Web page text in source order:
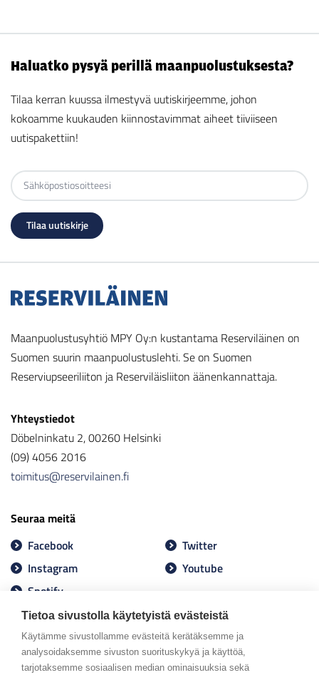
Tietoa sivustolla käytetyistä evästeistä
Käytämme sivustollamme evästeitä kerätäksemme ja
analysoidaksemme sivuston suorituskykyä ja käyttöä,
tarjotaksemme sosiaalisen median ominaisuuksia sekä
Haluatko pysyä perillä maanpuolustuksesta?
Tilaa kerran kuussa ilmestyvä uutiskirjeemme, johon
kokoamme kuukauden kiinnostavimmat aiheet tiiviiseen
uutispakettiin!
Maanpuolustusyhtiö MPY Oy:n kustantama Reserviläinen on
Suomen suurin maanpuolustuslehti. Se on Suomen
Reserviupseeriliiton ja Reserviläisliiton äänenkannattaja.
Yhteystiedot
Döbelninkatu 2, 00260 Helsinki
(09) 4056 2016
toimitus@reservilainen.fi
Seuraa meitä
Facebook
Twitter
Instagram
Youtube
Spotify